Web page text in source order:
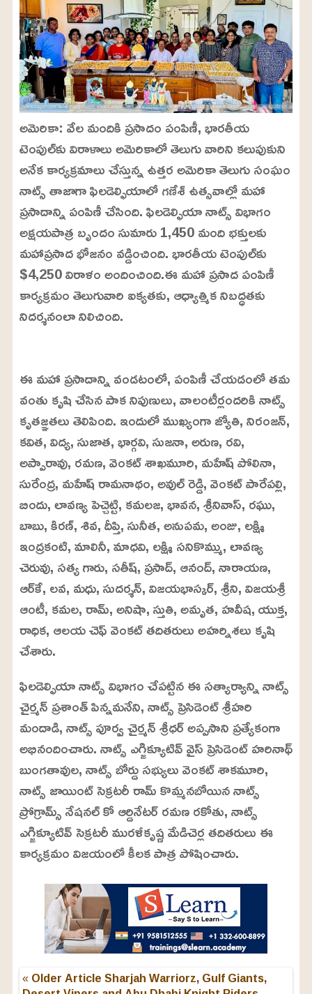
అమెరికా: వేల మందికి ప్రసాదం పంపిణీ, భారతీయ
టెంపుల్‌కు విరాళాలు అమెరికాలో తెలుగు వారిని కలుపుకుని
అనేక కార్యక్రమాలు చేస్తున్న ఉత్తర అమెరికా తెలుగు సంఘం
నాట్స్ తాజాగా ఫిలడెల్ఫియాలో గణేశ్ ఉత్సవాల్లో మహా
ప్రసాదాన్ని పంపిణీ చేసింది. ఫిలడెల్ఫియా నాట్స్ విభాగం
అక్షయపాత్ర బృందం సుమారు 1,450 మంది భక్తులకు
మహాప్రసాద భోజనం వడ్డించింది. భారతీయ టెంపుల్‌కు
$4,250 విరాళం అందించింది.ఈ మహా ప్రసాద పంపిణీ
కార్యక్రమం తెలుగువారి ఐక్యతకు, ఆధ్యాత్మిక నిబద్ధతకు
నిదర్శనంలా నిలిచింది.
U
n
m
u
e
a
d
e
d
2
.
6
3
%
ఈ మహా ప్రసాదాన్ని వండటంలో, పంపిణీ చేయడంలో తమ
వంతు కృషి చేసిన పాక నిపుణులు, వాలంటీర్లందరికి నాట్స్
కృతజ్ఞతలు తెలిపింది. ఇందులో ముఖ్యంగా జ్యోతి, నిరంజన్,
కవిత, విద్య, సుజాత, భార్గవి, సుజనా, అరుణ, రవి,
అప్పారావు, రమణ, వెంకట్ శాఖమూరి, మహేష్ పోలినా,
సురేంద్ర, మహేష్ రామనాథం, అవుల్ రెడ్డి, వెంకట్ పారేపల్లి,
బిందు, లావణ్య పెచ్చెట్టి, కమలజ, భావన, శ్రీనివాస్, రఘు,
బాబు, కిరణ్, శివ, దీప్తి, సునీత, అనుపమ, అంజు, లక్ష్మి
ఇంద్రకంటి, మాలినీ, మాధవి, లక్ష్మి సనికొమ్ము, లావణ్య
చెరువు, సత్య గారు, సతీష్, ప్రసాద్, ఆనంద్, నారాయణ,
ఆర్‌కే, లవ, మధు, సుదర్శన్, విజయభాస్కర్, శ్రీని, విజయశ్రీ
ఆంటీ, కమల, రామ్, అనిషా, స్తుతి, అమృత, హవీష, యుక్త,
రాధిక, ఆలయ చెఫ్ వెంకట్ తదితరులు అహర్నిశలు కృషి
చేశారు.
ఫిలడెల్ఫియా నాట్స్ విభాగం చేపట్టిన ఈ సత్యార్యాన్ని నాట్స్
చైర్మన్ ప్రశాంత్ పిన్నమనేని, నాట్స్ ప్రెసిడెంట్ శ్రీహరి
మందాడి, నాట్స్ పూర్వ చైర్మన్ శ్రీధర్ అప్పసాని ప్రత్యేకంగా
అభినందించారు. నాట్స్ ఎగ్జిక్యూటివ్ వైస్ ప్రెసిడెంట్ హరినాథ్
బుంగతావుల, నాట్స్ బోర్డు సభ్యులు వెంకట్ శాకమూరి,
నాట్స్ జాయింట్ సెక్రటరీ రామ్ కొమ్మనబోయిన నాట్స్
ప్రోగ్రామ్స్ నేషనల్ కో ఆర్డినేటర్ రమణ రకోతు, నాట్స్
ఎగ్జిక్యూటివ్ సెక్రటరీ మురళీకృష్ణ మేడిచెర్ల తదితరులు ఈ
కార్యక్రమం విజయంలో కీలక పాత్ర పోషించారు.
« Older ArticleSharjah Warriorz, Gulf Giants,